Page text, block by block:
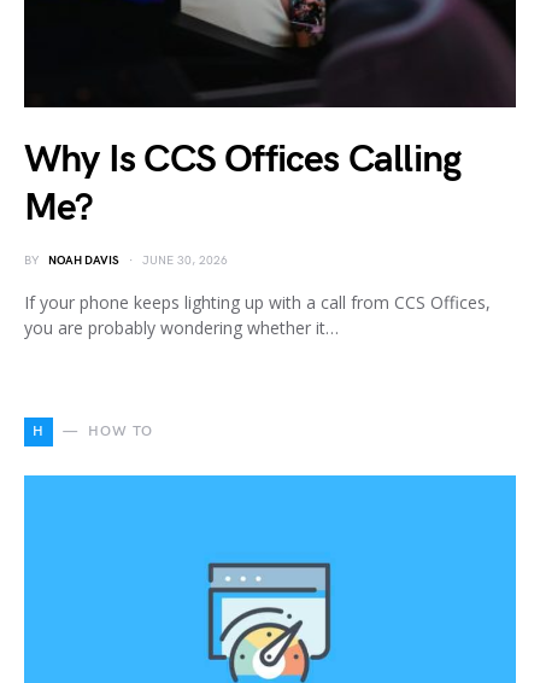
Why Is CCS Offices Calling
Me?
BY NOAH DAVIS JUNE 30, 2026
If your phone keeps lighting up with a call from CCS Offices,
you are probably wondering whether it…
H HOW TO